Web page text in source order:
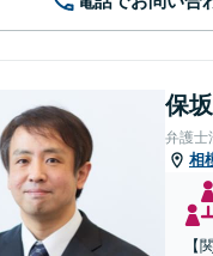
保
弁護士
相
【